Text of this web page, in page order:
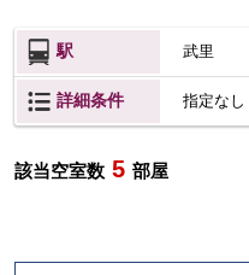
駅 武里
詳細条件 指定なし
該当空室数 5 部屋